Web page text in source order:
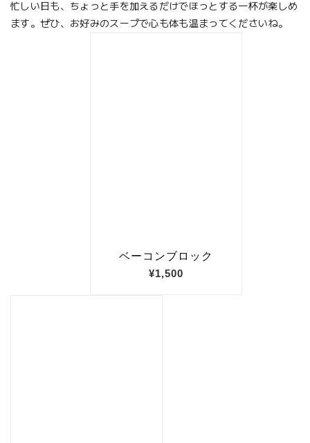
忙しい日も、ちょっと手を加えるだけでほっとする一杯が楽しめ
ます。ぜひ、お好みのスープで心も体も温まってくださいね。